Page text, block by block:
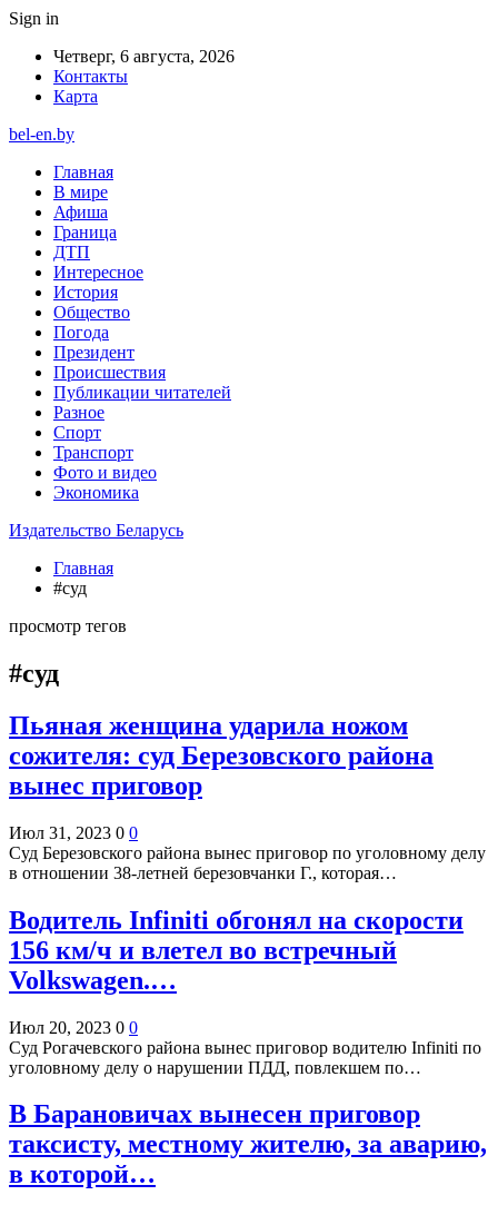
Sign in
Четверг, 6 августа, 2026
Контакты
Карта
bel-en.by
Главная
В мире
Афиша
Граница
ДТП
Интересное
История
Общество
Погода
Президент
Происшествия
Публикации читателей
Разное
Спорт
Транспорт
Фото и видео
Экономика
Издательство Беларусь
Главная
#суд
просмотр тегов
#суд
Пьяная женщина ударила ножом
сожителя: суд Березовского района
вынес приговор
Июл 31, 2023 0 0
Суд Березовского района вынес приговор по уголовному делу
в отношении 38-летней березовчанки Г., которая…
Водитель Infiniti обгонял на скорости
156 км/ч и влетел во встречный
Volkswagen.…
Июл 20, 2023 0 0
Суд Рогачевского района вынес приговор водителю Infiniti по
уголовному делу о нарушении ПДД, повлекшем по…
В Барановичах вынесен приговор
таксисту, местному жителю, за аварию,
в которой…